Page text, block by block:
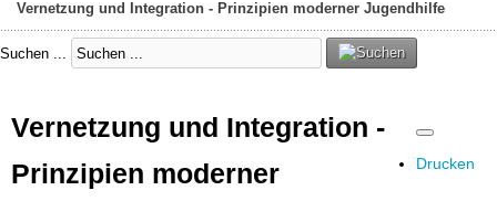
Vernetzung und Integration - Prinzipien moderner Jugendhilfe
Suchen ...
Drucken
Vernetzung und Integration -
Prinzipien moderner